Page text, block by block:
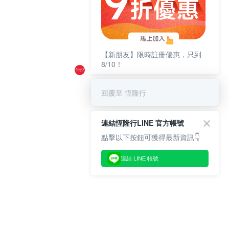
【新朋友】限時註冊優惠，只到
8/10！
回覆至 恆隆行
連結恆隆行LINE 官方帳號
點擊以下按鈕可獲得最新資訊👇
連結 LINE 帳號